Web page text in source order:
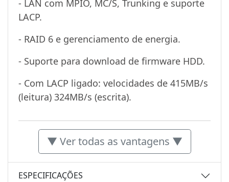
- LAN com MPIO, MC/S, Trunking e suporte
LACP.
- RAID 6 e gerenciamento de energia.
- Suporte para download de firmware HDD.
- Com LACP ligado: velocidades de 415MB/s
(leitura) 324MB/s (escrita).
▼ Ver todas as vantagens ▼
ESPECIFICAÇÕES